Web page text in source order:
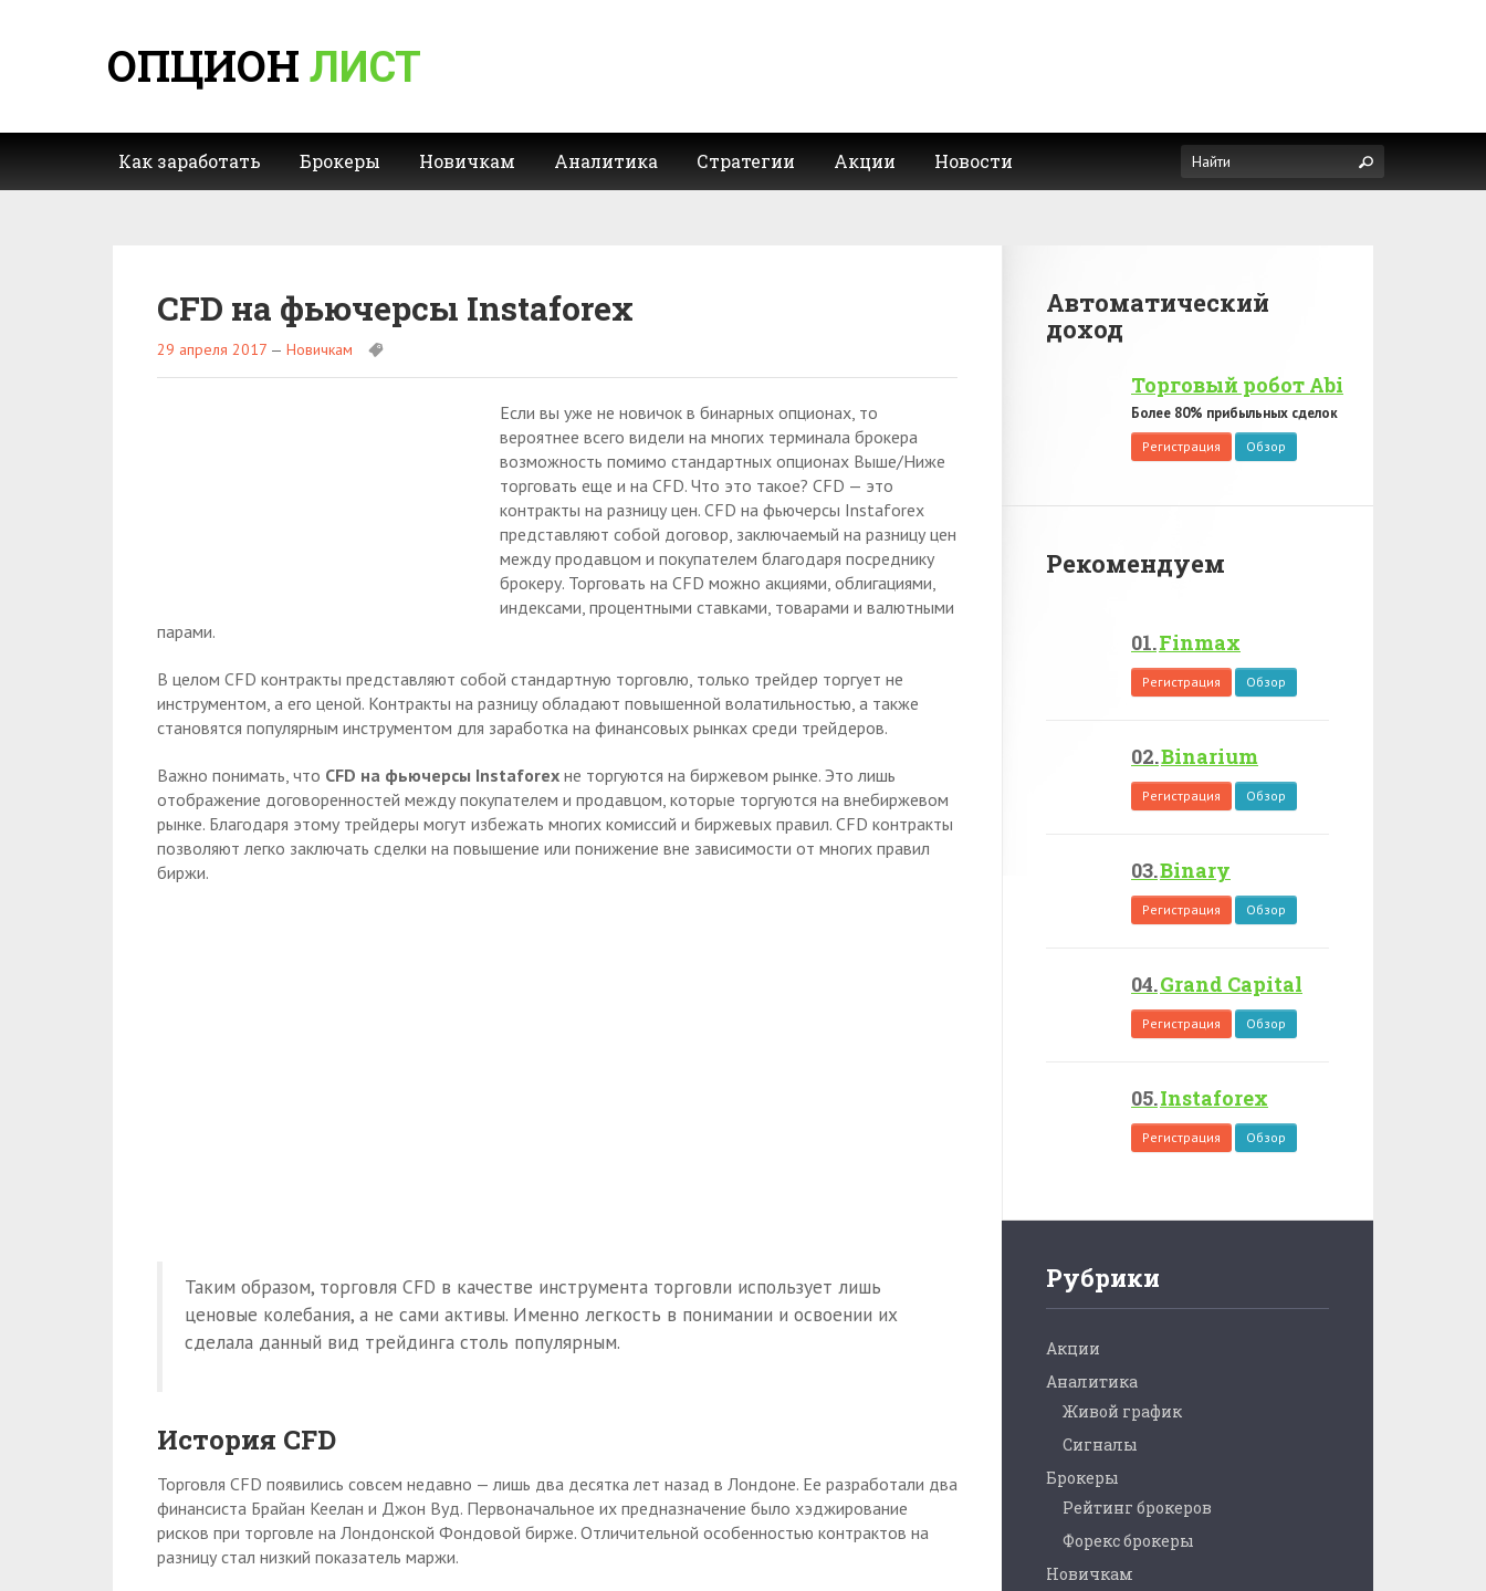
ОПЦИОН ЛИСТ
Как заработать Брокеры Новичкам Аналитика Стратегии Акции Новости
CFD на фьючерсы Instaforex
29 апреля 2017 — Новичкам
Если вы уже не новичок в бинарных опционах, то
вероятнее всего видели на многих терминала брокера
возможность помимо стандартных опционах Выше/Ниже
торговать еще и на CFD. Что это такое? CFD — это
контракты на разницу цен. CFD на фьючерсы Instaforex
представляют собой договор, заключаемый на разницу цен
между продавцом и покупателем благодаря посреднику
брокеру. Торговать на CFD можно акциями, облигациями,
индексами, процентными ставками, товарами и валютными
парами.
В целом CFD контракты представляют собой стандартную торговлю, только трейдер торгует не
инструментом, а его ценой. Контракты на разницу обладают повышенной волатильностью, а также
становятся популярным инструментом для заработка на финансовых рынках среди трейдеров.
Важно понимать, что CFD на фьючерсы Instaforex не торгуются на биржевом рынке. Это лишь
отображение договоренностей между покупателем и продавцом, которые торгуются на внебиржевом
рынке. Благодаря этому трейдеры могут избежать многих комиссий и биржевых правил. CFD контракты
позволяют легко заключать сделки на повышение или понижение вне зависимости от многих правил
биржи.
Таким образом, торговля CFD в качестве инструмента торговли использует лишь
ценовые колебания, а не сами активы. Именно легкость в понимании и освоении их
сделала данный вид трейдинга столь популярным.
История CFD
Торговля CFD появились совсем недавно — лишь два десятка лет назад в Лондоне. Ее разработали два
финансиста Брайан Кеелан и Джон Вуд. Первоначальное их предназначение было хэджирование
рисков при торговле на Лондонской Фондовой бирже. Отличительной особенностью контрактов на
разницу стал низкий показатель маржи.
Автоматический
доход
Торговый робот Abi
Более 80% прибыльных сделок
Регистрация Обзор
Рекомендуем
Finmax
Регистрация Обзор
Binarium
Регистрация Обзор
Binary
Регистрация Обзор
Grand Capital
Регистрация Обзор
Instaforex
Регистрация Обзор
Рубрики
Акции
Аналитика
Живой график
Сигналы
Брокеры
Рейтинг брокеров
Форекс брокеры
Новичкам